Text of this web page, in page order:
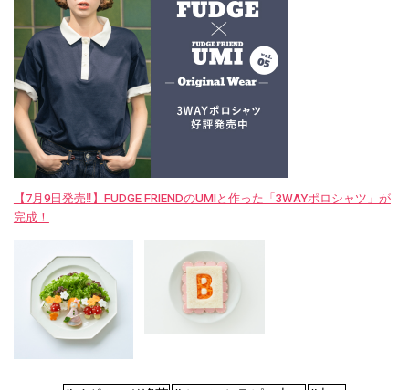
【7月9日発売‼︎】FUDGE FRIENDのUMIと作った「3WAYポロシャツ」が
完成！